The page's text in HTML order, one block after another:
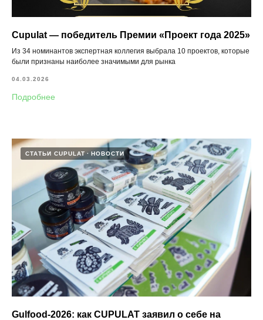
Cupulat — победитель Премии «Проект года 2025»
Из 34 номинантов экспертная коллегия выбрала 10 проектов, которые
были признаны наиболее значимыми для рынка
04.03.2026
Подробнее
СТАТЬИ CUPULAT НОВОСТИ
Gulfood‑2026: как CUPULAT заявил о себе на